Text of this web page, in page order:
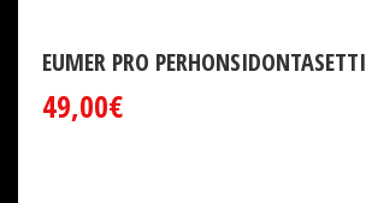
EUMER PRO PERHONSIDONTASETTI
49,00€